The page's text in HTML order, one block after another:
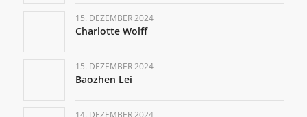
15. DEZEMBER 2024
Charlotte Wolff
15. DEZEMBER 2024
Baozhen Lei